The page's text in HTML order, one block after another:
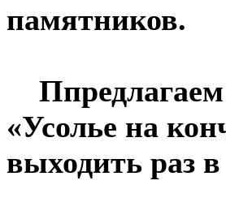
памятников.
«Усолье на
выходить раз